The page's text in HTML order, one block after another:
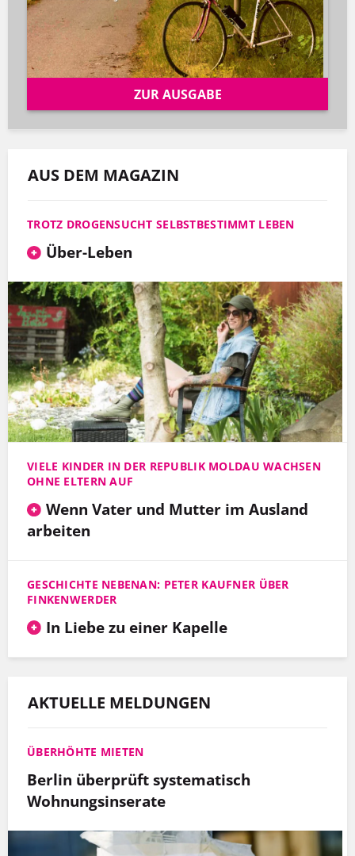
ZUR AUSGABE
AUS DEM MAGAZIN
TROTZ DROGENSUCHT SELBSTBESTIMMT LEBEN
Über-Leben
VIELE KINDER IN DER REPUBLIK MOLDAU WACHSEN
OHNE ELTERN AUF
Wenn Vater und Mutter im Ausland
arbeiten
GESCHICHTE NEBENAN: PETER KAUFNER ÜBER
FINKENWERDER
In Liebe zu einer Kapelle
AKTUELLE MELDUNGEN
ÜBERHÖHTE MIETEN
Berlin überprüft systematisch
Wohnungsinserate